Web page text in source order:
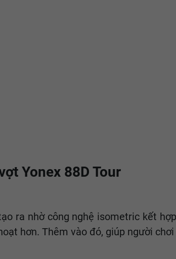
Yonex 88D Tour
ra nhờ công nghệ isometric kết
hơn. Thêm vào đó, giúp người